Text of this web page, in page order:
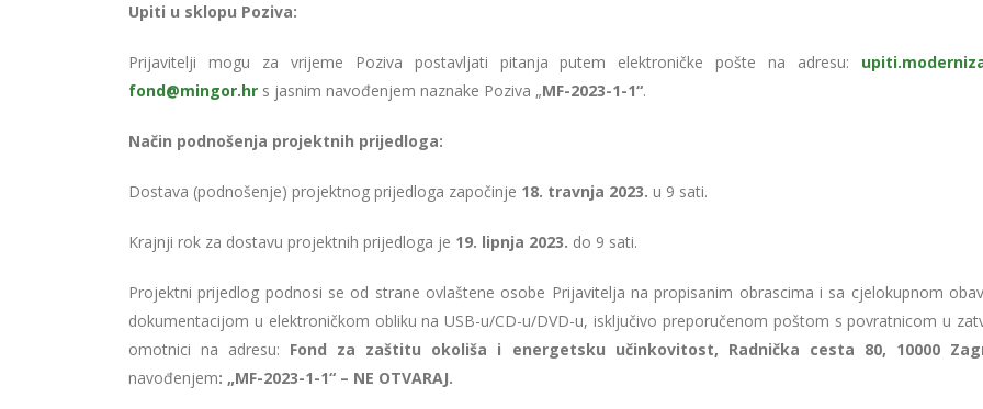
Upiti u sklopu Poziva:
Prijavitelji mogu za vrijeme Poziva postavljati pitanja putem elektroničke pošte na adresu:
fond@mingor.hr s jasnim navođenjem naznake Poziva „MF-2023-1-1“.
Način podnošenja projektnih prijedloga:
Dostava (podnošenje) projektnog prijedloga započinje 18. travnja 2023. u 9 sati.
Krajnji rok za dostavu projektnih prijedloga je 19. lipnja 2023. do 9 sati.
Projektni prijedlog podnosi se od strane ovlaštene osobe Prijavitelja na propisanim obrascima i sa cjelokupnom
dokumentacijom u elektroničkom obliku na USB-u/CD-u/DVD-u, isključivo preporučenom poštom s povratnicom u
omotnici na adresu: Fond za zaštitu okoliša i energetsku učinkovitost, Radnička cesta 80, 10000
navođenjem: „MF-2023-1-1“ – NE OTVARAJ.